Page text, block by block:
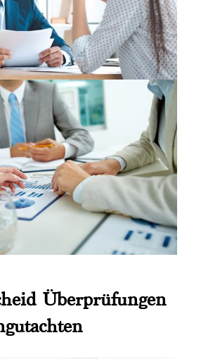
Überprüfungen